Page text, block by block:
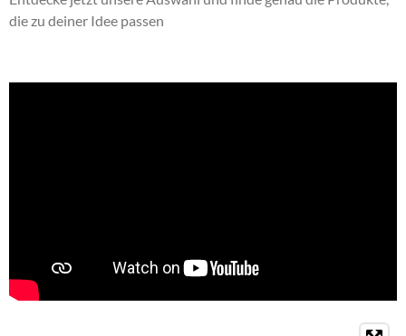
die zu deiner Idee passen